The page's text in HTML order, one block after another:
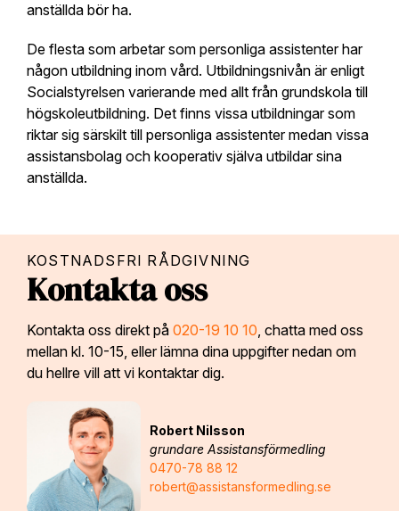
anställda bör ha.
De flesta som arbetar som personliga assistenter har
någon utbildning inom vård. Utbildningsnivån är enligt
Socialstyrelsen varierande med allt från grundskola till
högskoleutbildning. Det finns vissa utbildningar som
riktar sig särskilt till personliga assistenter medan vissa
assistansbolag och kooperativ själva utbildar sina
anställda.
KOSTNADSFRI RÅDGIVNING
Kontakta oss
Kontakta oss direkt på 020-19 10 10 , chatta med oss
mellan kl. 10-15, eller lämna dina uppgifter nedan om
du hellre vill att vi kontaktar dig.
Robert Nilsson
grundare Assistansförmedling
0470-78 88 12
robert@assistansformedling.se